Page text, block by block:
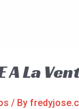
La
/ By